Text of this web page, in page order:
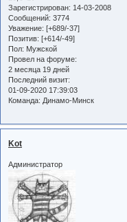
Зарегистрирован: 14-03-2008
Сообщений: 3774
Уважение: [+689/-37]
Позитив: [+614/-49]
Пол: Мужской
Провел на форуме:
2 месяца 19 дней
Последний визит:
01-09-2020 17:39:03
Команда: Динамо-Минск
Kot
Администратор